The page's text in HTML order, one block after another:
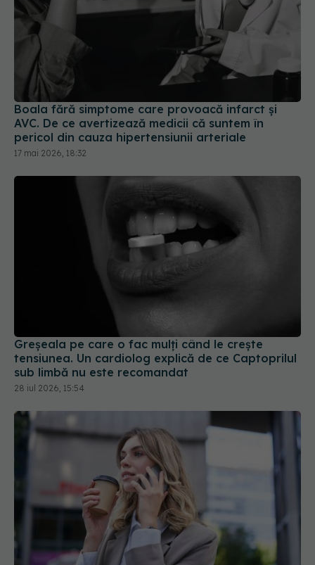
Boala fără simptome care provoacă infarct și
AVC. De ce avertizează medicii că suntem în
pericol din cauza hipertensiunii arteriale
17 mai 2026, 18:32
Greșeala pe care o fac mulți când le crește
tensiunea. Un cardiolog explică de ce Captoprilul
sub limbă nu este recomandat
Câte cafele poți bea fără să-ți pui inima în
pericol? Cardiologii au stabilit limita zilnică